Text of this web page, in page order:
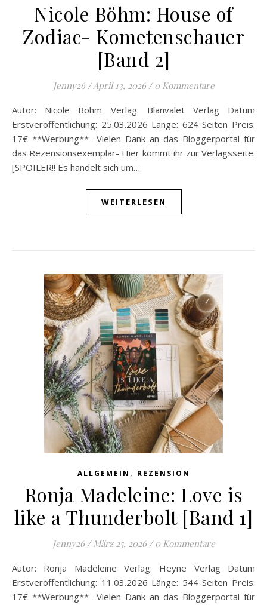
Nicole Böhm: House of
Zodiac- Kometenschauer
[Band 2]
Jenny26 /April 13, 2026 / 0 Kommentare
Autor: Nicole Böhm Verlag: Blanvalet Verlag Datum
Erstveröffentlichung: 25.03.2026 Länge: 624 Seiten Preis:
17€ **Werbung** -Vielen Dank an das Bloggerportal für
das Rezensionsexemplar- Hier kommt ihr zur Verlagsseite.
[SPOILER!! Es handelt sich um…
WEITERLESEN
ALLGEMEIN , REZENSION
Ronja Madeleine: Love is
like a Thunderbolt [Band 1]
Jenny26 / März 25, 2026 / 0 Kommentare
Autor: Ronja Madeleine Verlag: Heyne Verlag Datum
Erstveröffentlichung: 11.03.2026 Länge: 544 Seiten Preis:
17€ **Werbung** -Vielen Dank an das Bloggerportal für